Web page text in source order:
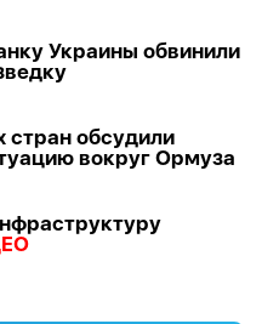
Украины обвинили
стран обсудили
вокруг Ормуза